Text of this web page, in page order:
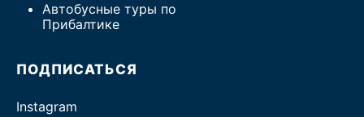
Автобусные туры по
Прибалтике
ПОДПИСАТЬСЯ
Instagram